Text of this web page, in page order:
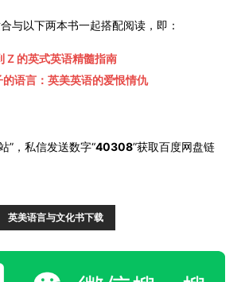
与以下两本书一起搭配阅读，即：
Z 的英式英语精髓指南
语言：英美英语的爱恨情仇
”，私信发送数字“40308”获取百度网盘链
英美语言与文化书下载